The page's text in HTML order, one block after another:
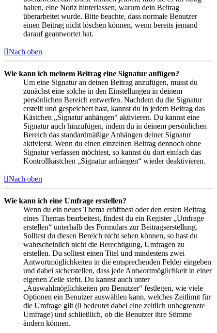
halten, eine Notiz hinterlassen, warum dein Beitrag
überarbeitet wurde. Bitte beachte, dass normale Benutzer
einen Beitrag nicht löschen können, wenn bereits jemand
darauf geantwortet hat.
Nach oben
Wie kann ich meinem Beitrag eine Signatur anfügen?
Um eine Signatur an deinen Beitrag anzufügen, musst du
zunächst eine solche in den Einstellungen in deinem
persönlichen Bereich entwerfen. Nachdem du die Signatur
erstellt und gespeichert hast, kannst du in jedem Beitrag das
Kästchen „Signatur anhängen“ aktivieren. Du kannst eine
Signatur auch hinzufügen, indem du in deinem persönlichen
Bereich das standardmäßige Anhängen deiner Signatur
aktivierst. Wenn du einen einzelnen Beitrag dennoch ohne
Signatur verfassen möchtest, so kannst du dort einfach das
Kontrollkästchen „Signatur anhängen“ wieder deaktivieren.
Nach oben
Wie kann ich eine Umfrage erstellen?
Wenn du ein neues Thema eröffnest oder den ersten Beitrag
eines Themas bearbeitest, findest du ein Register „Umfrage
erstellen“ unterhalb des Formulars zur Beitragserstellung.
Solltest du diesen Bereich nicht sehen können, so hast du
wahrscheinlich nicht die Berechtigung, Umfragen zu
erstellen. Du solltest einen Titel und mindestens zwei
Antwortmöglichkeiten in die entsprechenden Felder eingeben
und dabei sicherstellen, dass jede Antwortmöglichkeit in einer
eigenen Zeile steht. Du kannst auch unter
„Auswahlmöglichkeiten pro Benutzer“ festlegen, wie viele
Optionen ein Benutzer auswählen kann, welches Zeitlimit für
die Umfrage gilt (0 bedeutet dabei eine zeitlich unbegrenzte
Umfrage) und schließlich, ob die Benutzer ihre Stimme
ändern können.